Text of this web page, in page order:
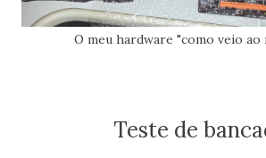
O meu hardware "como veio ao
Teste de